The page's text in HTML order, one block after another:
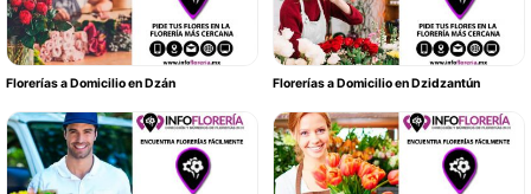
Florerías a Domicilio en Dzán Florerías a Domicilio en Dzidzantún